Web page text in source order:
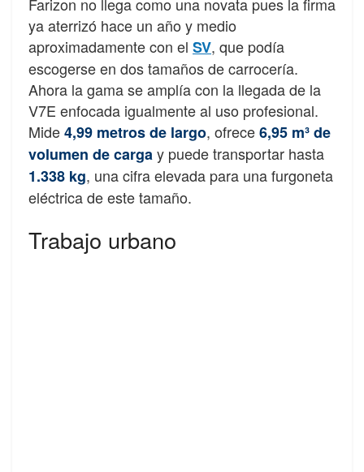
ya aterrizó hace un año y medio
aproximadamente con el SV, que podía
escogerse en dos tamaños de carrocería.
Ahora la gama se amplía con la llegada de la
V7E enfocada igualmente al uso profesional.
Mide4,99 metros de largo, ofrece6,95 m³ de
volumen de cargay puede transportar hasta
1.338 kg, una cifra elevada para una furgoneta
eléctrica de este tamaño.
Trabajo urbano